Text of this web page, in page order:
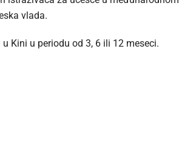
vlada.
Kini u periodu od 3, 6 ili 12 meseci.